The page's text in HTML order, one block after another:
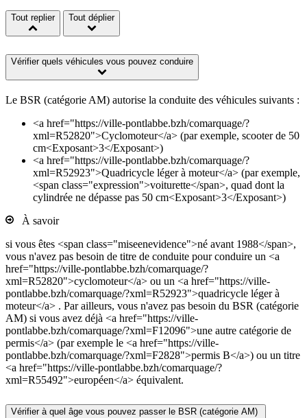
Tout replier Tout déplier
Vérifier quels véhicules vous pouvez conduire
Le BSR (catégorie AM) autorise la conduite des véhicules suivants :
<a href="https://ville-pontlabbe.bzh/comarquage/?
xml=R52820">Cyclomoteur</a> (par exemple, scooter de 50
cm<Exposant>3</Exposant>)
<a href="https://ville-pontlabbe.bzh/comarquage/?
xml=R52923">Quadricycle léger à moteur</a> (par exemple,
<span class="expression">voiturette</span>, quad dont la
cylindrée ne dépasse pas 50 cm<Exposant>3</Exposant>)
À savoir
si vous êtes <span class="miseenevidence">né avant 1988</span>,
vous n'avez pas besoin de titre de conduite pour conduire un <a
href="https://ville-pontlabbe.bzh/comarquage/?
xml=R52820">cyclomoteur</a> ou un <a href="https://ville-
pontlabbe.bzh/comarquage/?xml=R52923">quadricycle léger à
moteur</a> . Par ailleurs, vous n'avez pas besoin du BSR (catégorie
AM) si vous avez déjà <a href="https://ville-
pontlabbe.bzh/comarquage/?xml=F12096">une autre catégorie de
permis</a> (par exemple le <a href="https://ville-
pontlabbe.bzh/comarquage/?xml=F2828">permis B</a>) ou un titre
<a href="https://ville-pontlabbe.bzh/comarquage/?
xml=R55492">européen</a> équivalent.
Vérifier à quel âge vous pouvez passer le BSR (catégorie AM)